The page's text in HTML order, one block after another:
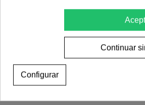
18,95 €
Continuar
Configurar